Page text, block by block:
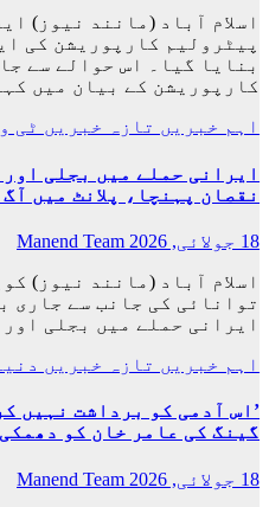
اسلام آباد (مانند نیوز)
پیٹرولیم کارپوریشن کی
بنایا گیا۔ اس حوالے سے
کارپوریشن کے بیان میں
اہم خبریں تازہ خبریں ٹی
ایرانی حملے میں بجلی اور
نقصان پہنچا، پلانٹ میں
18 جولائی, 2026
Manend Team
اسلام آباد (مانند نیوز)
توانائی کی جانب سے جاری
ایرانی حملے میں بجلی
اہم خبریں تازہ خبریں
’اس آدمی کو برداشت نہیں
گینگ کی عامر خان کو دھمکی
18 جولائی, 2026
Manend Team